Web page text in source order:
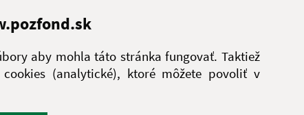
aby mohla táto stránka fungovať. Taktiež
(analytické), ktoré môžete povoliť v